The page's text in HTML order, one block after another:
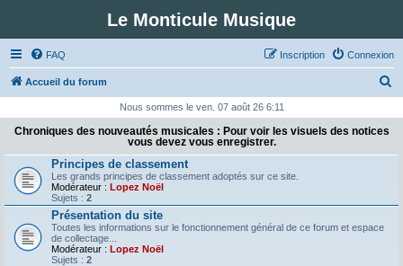
Le Monticule Musique
FAQ Connexion
Inscription
Accueil du forum
c
Nous sommes le ven. 07 août 26 6:11
Chroniques des nouveautés musicales : Pour voir les visuels des notices
vous devez vous enregistrer.
Principes de classement
Les grands principes de classement adoptés sur ce site.
Modérateur : Lopez Noël
Sujets : 2
Présentation du site
Toutes les informations sur le fonctionnement général de ce forum et espace
de collectage...
Modérateur : Lopez Noël
Sujets : 2